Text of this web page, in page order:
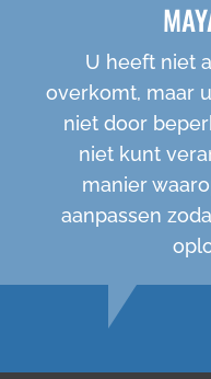
U heeft niet
overkomt, maar
niet door
niet kunt
manier
aanpassen